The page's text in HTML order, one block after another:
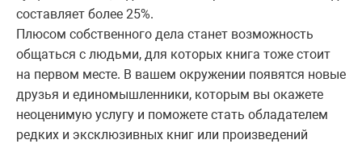
составляет более 25%.
Плюсом собственного дела станет возможность
общаться с людьми, для которых книга тоже стоит
на первом месте. В вашем окружении появятся новые
друзья и единомышленники, которым вы окажете
неоценимую услугу и поможете стать обладателем
редких и эксклюзивных книг или произведений